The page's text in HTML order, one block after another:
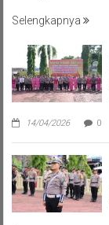
Selengkapnya
14/04/2026 0